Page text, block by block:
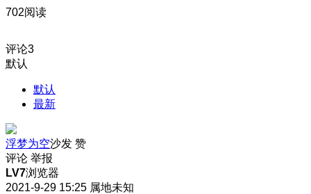
702阅读
评论3
默认
默认
最新
浮梦为空沙发 赞
评论 举报
LV7浏览器
2021-9-29 15:25 属地未知